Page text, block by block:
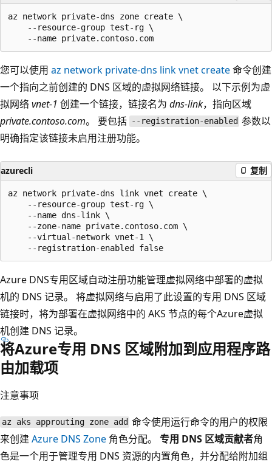
az network private-dns zone create \
    --resource-group test-rg \
您可以使用 az network private-dns link vnet create命令创建
一个指向之前创建的 DNS 区域的虚拟网络链接。 以下示例为虚
拟网络vnet-1 创建一个链接，链接名为 dns-link，指向区域
private.contoso.com。 要包括 --registration-enabled 参数以
明确指定该链接未启用注册功能。
azurecli 复制
az network private-dns link vnet create \
    --resource-group test-rg \
    --name dns-link \
    --zone-name private.contoso.com \
    --virtual-network vnet-1 \
Azure DNS专用区域自动注册功能管理虚拟网络中部署的虚拟
机的 DNS 记录。 将虚拟网络与启用了此设置的专用 DNS 区域
链接时，将为部署在虚拟网络中的 AKS 节点的每个Azure虚拟
机创建 DNS 记录。
将Azure专用 DNS 区域附加到应用程序路
由加载项
注意事项
az aks approuting zone add 命令使用运行命令的用户的权限
来创建Azure DNS Zone 角色分配。 专用 DNS 区域贡献者角
色是一个用于管理专用 DNS 资源的内置角色，并分配给附加组